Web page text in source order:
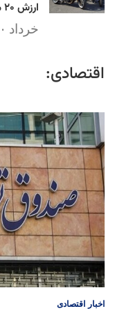
ارزش ۲۰ میلیارد ریال در کشف جدید پلیس
خرداد ۳۰, ۱۴۰۵
اقتصادی:
اخبار اقتصادی